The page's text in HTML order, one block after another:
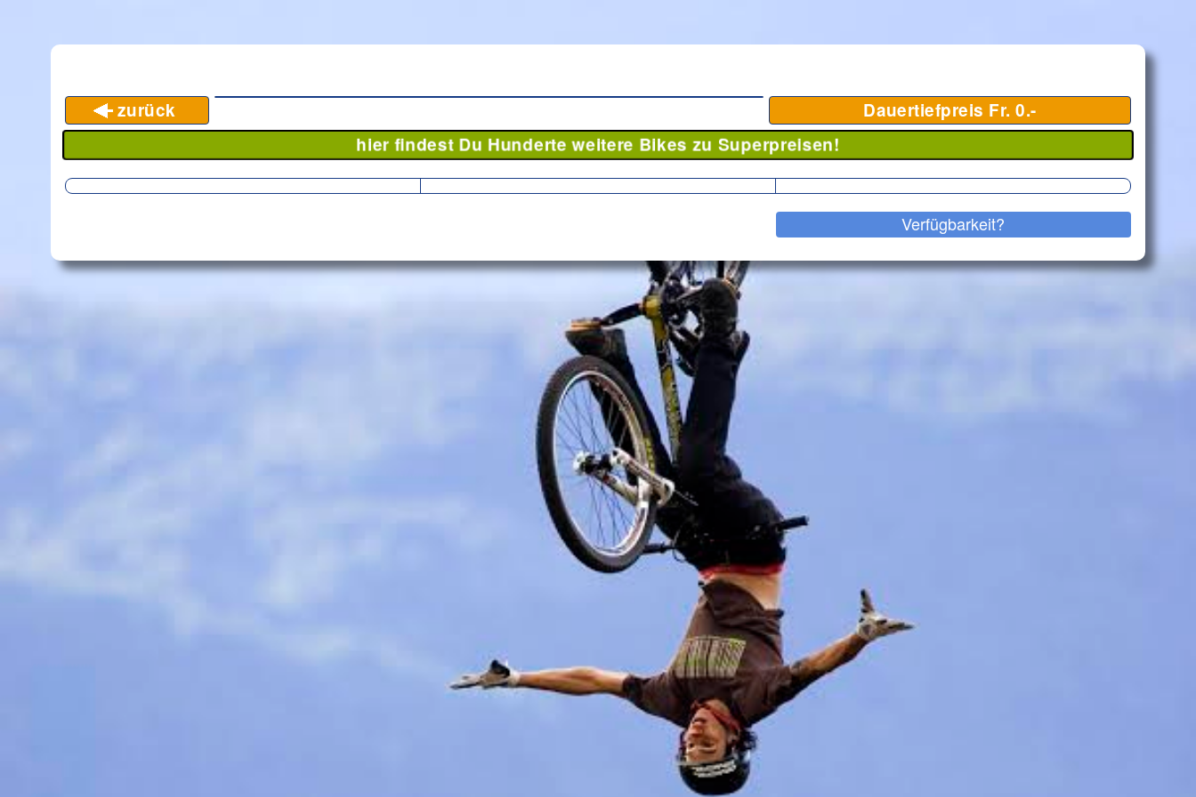
zurück Dauertiefpreis Fr. 0.-
hier findest Du Hunderte weitere Bikes zu Superpreisen!
Verfügbarkeit?